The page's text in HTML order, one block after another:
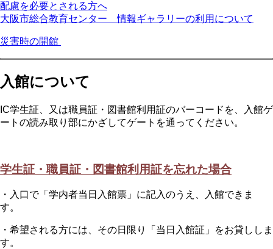
配慮を必要とされる方へ
大阪市総合教育センター 情報ギャラリーの利用について
災害時の開館
入館について
IC学生証、又は職員証・図書館利用証のバーコードを、入館ゲ
ートの読み取り部にかざしてゲートを通ってください。
学生証・職員証・図書館利用証を忘れた場合
・入口で「学内者当日入館票」に記入のうえ、入館できま
す。
・希望される方には、その日限り「当日入館証」をお貸ししま
す。